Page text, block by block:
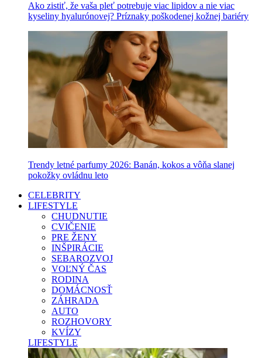
Ako zistiť, že vaša pleť potrebuje viac lipidov a nie viac
kyseliny hyalurónovej? Príznaky poškodenej kožnej bariéry
Trendy letné parfumy 2026: Banán, kokos a vôňa slanej
pokožky ovládnu leto
CELEBRITY
LIFESTYLE
CHUDNUTIE
CVIČENIE
PRE ŽENY
INŠPIRÁCIE
SEBAROZVOJ
VOĽNÝ ČAS
RODINA
DOMÁCNOSŤ
ZÁHRADA
AUTO
ROZHOVORY
KVÍZY
LIFESTYLE